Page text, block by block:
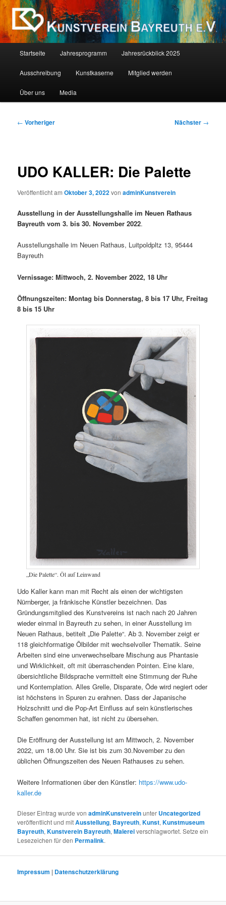
Zum
primären
Inhalt
springenKunstverein Bayreuth E.V.
Als Kind ist jeder ein Künstler. Die Schwierigkeit liegt darin, als Erwachsener
einer zu bleiben. (Pablo Picasso)
Startseite Jahresprogramm Jahresrückblick 2025
Ausschreibung Kunstkaserne Mitglied werden
Über uns Media
Beitragsnavigation
← Vorheriger Nächster →
UDO KALLER: Die Palette
Veröffentlicht amOktober 3, 2022vonadminKunstverein
Ausstellung in der Ausstellungshalle im Neuen Rathaus
Bayreuth vom 3. bis 30. November 2022.
Ausstellungshalle im Neuen Rathaus, Luitpoldpltz 13, 95444
Bayreuth
Vernissage: Mittwoch, 2. November 2022, 18 Uhr
Öffnungszeiten: Montag bis Donnerstag, 8 bis 17 Uhr, Freitag
8 bis 15 Uhr
„Die Palette“. Öl auf Leinwand
Udo Kaller kann man mit Recht als einen der wichtigsten
Nürnberger, ja fränkische Künstler bezeichnen. Das
Gründungsmitglied des Kunstvereins ist nach nach 20 Jahren
wieder einmal in Bayreuth zu sehen, in einer Ausstellung im
Neuen Rathaus, betitelt „Die Palette“. Ab 3. November zeigt er
118 gleichformatige Ölbilder mit wechselvoller Thematik. Seine
Arbeiten sind eine unverwechselbare Mischung aus Phantasie
und Wirklichkeit, oft mit überraschenden Pointen. Eine klare,
übersichtliche Bildsprache vermittelt eine Stimmung der Ruhe
und Kontemplation. Alles Grelle, Disparate, Öde wird negiert oder
ist höchstens in Spuren zu erahnen. Dass der Japanische
Holzschnitt und die Pop-Art Einfluss auf sein künstlerisches
Schaffen genommen hat, ist nicht zu übersehen.
Die Eröffnung der Ausstellung ist am Mittwoch, 2. November
2022, um 18.00 Uhr. Sie ist bis zum 30.November zu den
üblichen Öffnungszeiten des Neuen Rathauses zu sehen.
Weitere Informationen über den Künstler: https://www.udo-
kaller.de
Dieser Eintrag wurde vonadminKunstvereinunter Uncategorized
veröffentlicht und mitAusstellung, Bayreuth,Kunst,Kunstmuseum
Bayreuth,Kunstverein Bayreuth,Malereiverschlagwortet. Setze ein
Lesezeichen für den Permalink.
Impressum | Datenschutzerklärung